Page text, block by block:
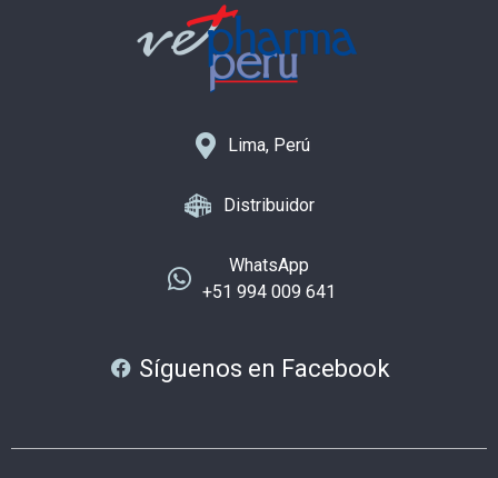
Lima, Perú
Distribuidor
WhatsApp
+51 994 009 641
Síguenos en Facebook